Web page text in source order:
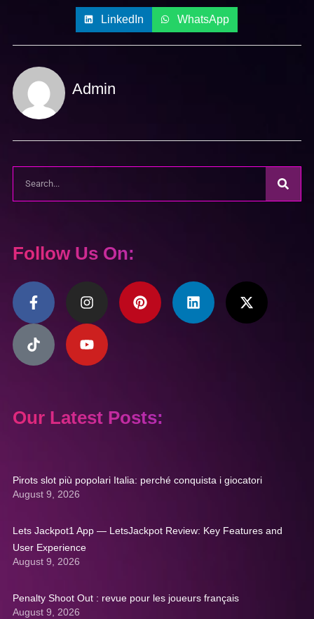
LinkedIn WhatsApp
Admin
Follow Us On:
Our Latest Posts:
Pirots slot più popolari Italia: perché conquista i giocatori
August 9, 2026
Lets Jackpot1 App — LetsJackpot Review: Key Features and
User Experience
August 9, 2026
Penalty Shoot Out : revue pour les joueurs français
August 9, 2026